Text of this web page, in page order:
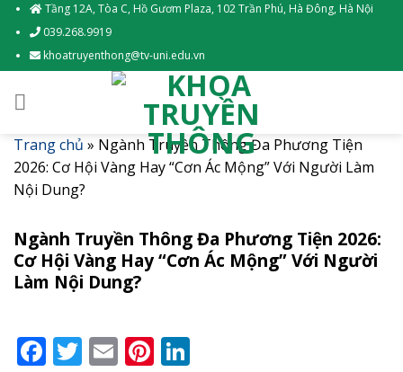
Skip
content
Tầng 12A, Tòa C, Hồ Gươm Plaza, 102 Trần Phú, Hà Đông, Hà Nội
039.268.9919
khoatruyenthong@tv-uni.edu.vn
Trang chủ » Ngành Truyền Thông Đa Phương Tiện
2026: Cơ Hội Vàng Hay “Cơn Ác Mộng” Với Người Làm
Nội Dung?
Ngành Truyền Thông Đa Phương Tiện 2026:
Cơ Hội Vàng Hay “Cơn Ác Mộng” Với Người
Làm Nội Dung?
Facebook
Twitter
EmailPinterest